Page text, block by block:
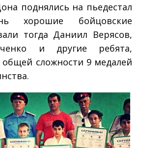
поднялись на пьедестал
хорошие бойцовские
тогда Даниил Верясов,
и другие ребята,
сложности 9 медалей